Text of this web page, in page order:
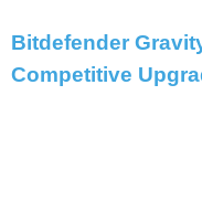
Bitdefender
Competitive